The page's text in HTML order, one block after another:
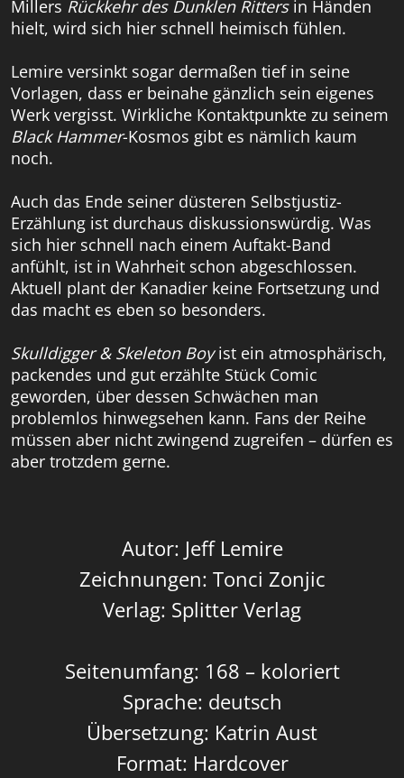
Millers Rückkehr des Dunklen Rittersin Händen
hielt, wird sich hier schnell heimisch fühlen.
Lemire versinkt sogar dermaßen tief in seine
Vorlagen, dass er beinahe gänzlich sein eigenes
Werk vergisst. Wirkliche Kontaktpunkte zu seinem
Black Hammer-Kosmos gibt es nämlich kaum
noch.
Auch das Ende seiner düsteren Selbstjustiz-
Erzählung ist durchaus diskussionswürdig. Was
sich hier schnell nach einem Auftakt-Band
anfühlt, ist in Wahrheit schon abgeschlossen.
Aktuell plant der Kanadier keine Fortsetzung und
das macht es eben so besonders.
Skulldigger & Skeleton Boyist ein atmosphärisch,
packendes und gut erzählte Stück Comic
geworden, über dessen Schwächen man
problemlos hinwegsehen kann. Fans der Reihe
müssen aber nicht zwingend zugreifen – dürfen es
aber trotzdem gerne.
Autor: Jeff Lemire
Zeichnungen: Tonci Zonjic
Verlag: Splitter Verlag
Seitenumfang: 168 – koloriert
Sprache: deutsch
Übersetzung: Katrin Aust
Format: Hardcover